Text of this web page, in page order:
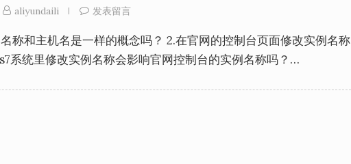
aliyundaili 发表留言
称和主机名是一样的概念吗？ 2.在官网的控制台页面修改实例名称
系统里修改实例名称会影响官网控制台的实例名称吗？…